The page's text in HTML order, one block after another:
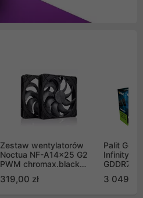
Zestaw wentylatorów
Noctua NF-A14x25 G2
PWM chromax.black
Push Pull (2szt)
319,00 zł
Palit
Infinity 3
GDDR7
GB2050S)
3 049,00